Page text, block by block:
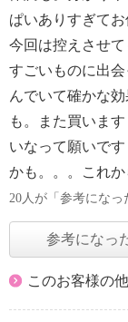
ぱいありすぎて
今回は控えさせ
すごいものに出
んでいて確かな
も。また買いま
いなって願いで
かも。。。これか
20人が「参考にな
参考になっ
このお客様の